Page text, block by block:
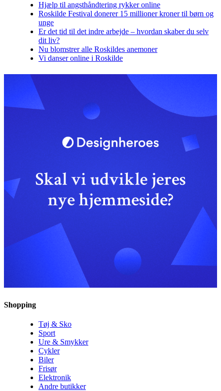
Hjælp til angsthåndtering rykker online
Roskilde Festival donerer 15 millioner kroner til børn og
unge
Er det tid til det indre arbejde – hvordan skaber du selv
dit liv?
Nu blomstrer alle Roskildes anemoner
Vi danser online i Roskilde
Shopping
Tøj & Sko
Sport
Ure & Smykker
Cykler
Biler
Frisør
Elektronik
Andre butikker